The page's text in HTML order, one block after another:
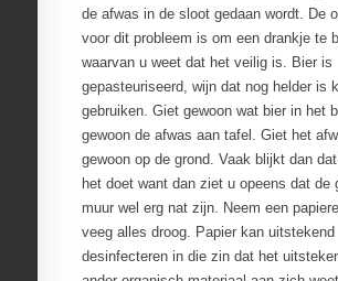
de afwas in de sloot gedaan wordt. De
voor dit probleem is om een drankje te
waarvan u weet dat het veilig is. Bier is
gepasteuriseerd, wijn dat nog helder is
gebruiken. Giet gewoon wat bier in het
gewoon de afwas aan tafel. Giet het
gewoon op de grond. Vaak blijkt dan
het doet want dan ziet u opeens dat de
muur wel erg nat zijn. Neem een
veeg alles droog. Papier kan uitstekend
desinfecteren in die zin dat het